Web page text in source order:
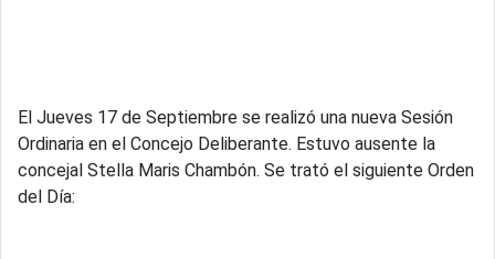
El Jueves 17 de Septiembre se realizó una nueva Sesión
Ordinaria en el Concejo Deliberante. Estuvo ausente la
concejal Stella Maris Chambón. Se trató el siguiente Orden
del Día: